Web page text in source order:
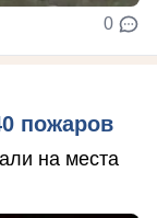
0
пожаров
на места